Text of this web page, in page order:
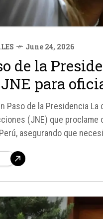
June 24, 2026
de la
para
Paso de la Presidencia
(JNE) que
asegurando que